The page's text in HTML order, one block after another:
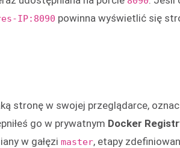
IP:8090 powinna wyświetlić się
stronę w swojej przeglądarce,
go w prywatnym Docker
w gałęzi master, etapy